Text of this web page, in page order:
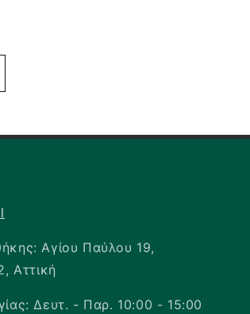
Αγίου Παύλου 19,
Αττική
Δευτ. - Παρ. 10:00 - 15:00